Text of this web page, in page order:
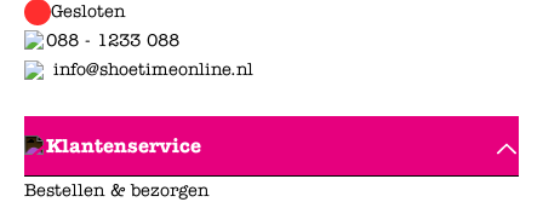
Gesloten
088 - 1233 088
info@shoetimeonline.nl
Klantenservice
Bestellen & bezorgen